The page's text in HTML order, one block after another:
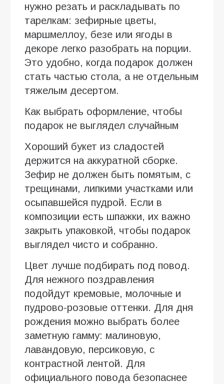
нужно резать и раскладывать по
тарелкам: зефирные цветы,
маршмеллоу, безе или ягоды в
декоре легко разобрать на порции.
Это удобно, когда подарок должен
стать частью стола, а не отдельным
тяжелым десертом.
Как выбрать оформление, чтобы
подарок не выглядел случайным
Хороший букет из сладостей
держится на аккуратной сборке.
Зефир не должен быть помятым, с
трещинами, липкими участками или
осыпавшейся пудрой. Если в
композиции есть шпажки, их важно
закрыть упаковкой, чтобы подарок
выглядел чисто и собранно.
Цвет лучше подбирать под повод.
Для нежного поздравления
подойдут кремовые, молочные и
пудрово-розовые оттенки. Для дня
рождения можно выбрать более
заметную гамму: малиновую,
лавандовую, персиковую, с
контрастной лентой. Для
официального повода безопаснее